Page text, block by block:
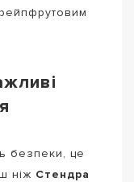
безпеки, це
ніж Стендра